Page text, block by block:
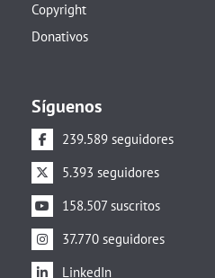
Copyright
Donativos
Síguenos
239.589 seguidores
5.393 seguidores
158.507 suscritos
37.770 seguidores
LinkedIn